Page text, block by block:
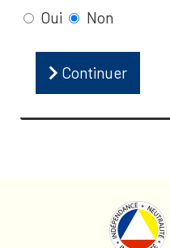
Oui
Non
Continuer